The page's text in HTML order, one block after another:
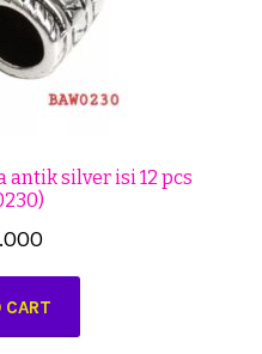
antik silver isi 12 pcs
CART